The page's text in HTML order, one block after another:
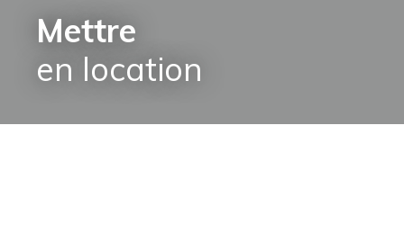
Mettre
en location